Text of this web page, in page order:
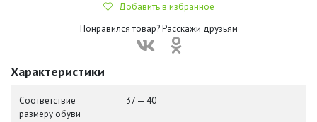
Добавить в избранное
Понравился товар? Расскажи друзьям
Характеристики
Соответствие
размеру обуви
37 — 40